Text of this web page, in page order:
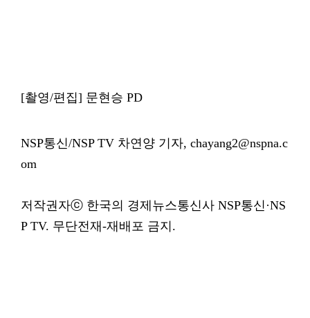
[촬영/편집] 문현승 PD
NSP통신/NSP TV 차연양 기자, chayang2@nspna.c
om
저작권자ⓒ 한국의 경제뉴스통신사 NSP통신·NS
P TV. 무단전재-재배포 금지.